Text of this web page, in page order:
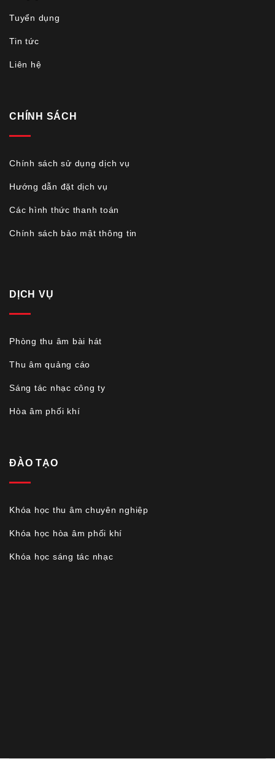
Tuyển dụng
Tin tức
Liên hệ
CHÍNH SÁCH
Chính sách sử dụng dịch vụ
Hướng dẫn đặt dịch vụ
Các hình thức thanh toán
Chính sách bảo mật thông tin
DỊCH VỤ
Phòng thu âm bài hát
Thu âm quảng cáo
Sáng tác nhạc công ty
Hòa âm phối khí
ĐÀO TẠO
Khóa học thu âm chuyên nghiệp
Khóa học hòa âm phối khí
Khóa học sáng tác nhạc